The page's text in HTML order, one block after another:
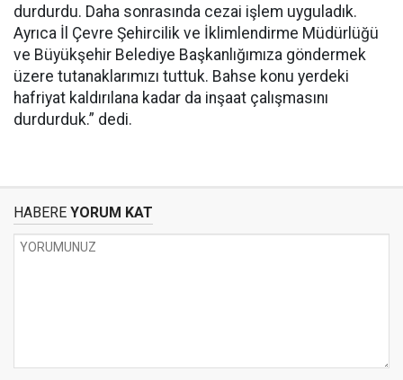
durdurdu. Daha sonrasında cezai işlem uyguladık.
Ayrıca İl Çevre Şehircilik ve İklimlendirme Müdürlüğü
ve Büyükşehir Belediye Başkanlığımıza göndermek
üzere tutanaklarımızı tuttuk. Bahse konu yerdeki
hafriyat kaldırılana kadar da inşaat çalışmasını
durdurduk.” dedi.
HABERE YORUM KAT